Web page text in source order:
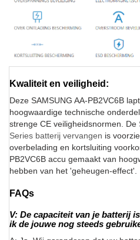
Kwaliteit en veiligheid:
Deze SAMSUNG AA-PB2VC6B
hoogwaardige technische
strenge CE veiligheidsnormen. De
Series batterij vervangen is
overbelading en kortsluiting
PB2VC6B accu gemaakt van
hebben van het 'geheugen-effect'.
FAQs
V: De capaciteit van je batterij
ik de jouwe nog steeds